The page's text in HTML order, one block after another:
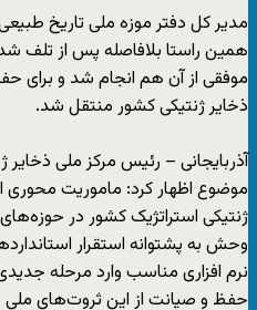
مدیر کل دفتر موزه ملی تاریخ
همین راستا بلافاصله پس از تلف
موفقی از آن هم انجام شد و برای
ذخایر ژنتیکی کشور منتقل شد.
آذربایجانی – رئیس مرکز ملی ذخایر
موضوع اظهار کرد: ماموریت
ژنتیکی استراتژیک کشور در
وحش به پشتوانه استقرار
نرم افزاری مناسب وارد مرحله
حفظ و صیانت از این ثروت‌های